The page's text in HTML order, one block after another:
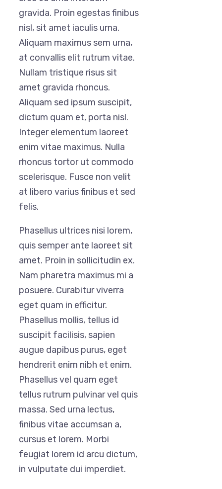
gravida. Proin egestas finibus
nisl, sit amet iaculis urna.
Aliquam maximus sem urna,
at convallis elit rutrum vitae.
Nullam tristique risus sit
amet gravida rhoncus.
Aliquam sed ipsum suscipit,
dictum quam et, porta nisl.
Integer elementum laoreet
enim vitae maximus. Nulla
rhoncus tortor ut commodo
scelerisque. Fusce non velit
at libero varius finibus et sed
felis.
Phasellus ultrices nisi lorem,
quis semper ante laoreet sit
amet. Proin in sollicitudin ex.
Nam pharetra maximus mi a
posuere. Curabitur viverra
eget quam in efficitur.
Phasellus mollis, tellus id
suscipit facilisis, sapien
augue dapibus purus, eget
hendrerit enim nibh et enim.
Phasellus vel quam eget
tellus rutrum pulvinar vel quis
massa. Sed urna lectus,
finibus vitae accumsan a,
cursus et lorem. Morbi
feugiat lorem id arcu dictum,
in vulputate dui imperdiet.